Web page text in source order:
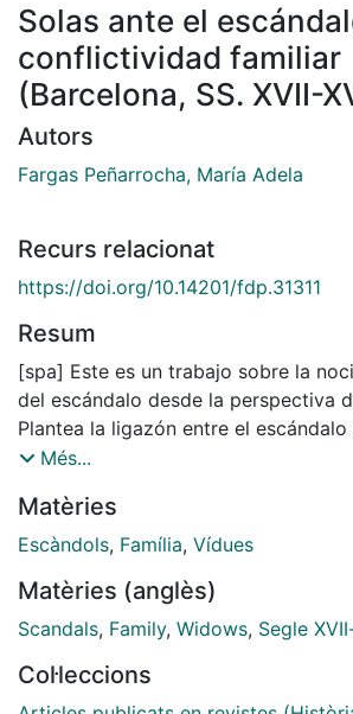
Solas ante el
conflictividad familiar
(Barcelona, SS. XVII-
Autors
Fargas Peñarrocha, María Adela
Recurs relacionat
https://doi.org/10.14201/fdp.31311
Resum
[spa] Este es un trabajo sobre la
del escándalo desde la perspectiva
Plantea la ligazón entre el
familiar. Desde este espacio
encuentran en el origen del conflicto
involucradas en él y se hace un
cómo el escándalo se va trasladando
esfera exterior, en cuyos estadios
llevar a cabo este estudio se han
Més...
Matèries
Escàndols, Família, Vídues
Matèries (anglès)
Scandals, Family, Widows, Segle
Col·leccions